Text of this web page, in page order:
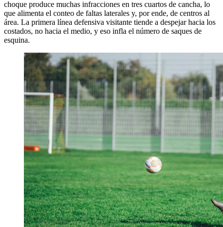
choque produce muchas infracciones en tres cuartos de cancha, lo
que alimenta el conteo de faltas laterales y, por ende, de centros al
área. La primera línea defensiva visitante tiende a despejar hacia los
costados, no hacia el medio, y eso infla el número de saques de
esquina.